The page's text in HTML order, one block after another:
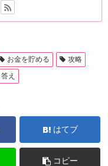
お金を貯める
攻略
答え
はてブ
コピー